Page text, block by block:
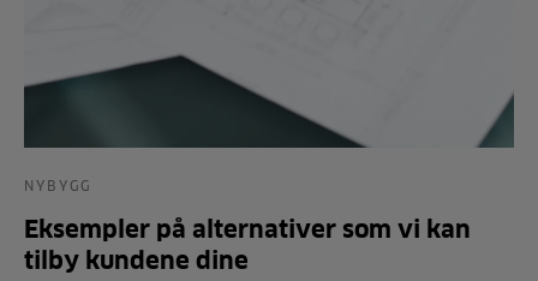
NYBYGG
Eksempler på alternativer som vi kan
tilby kundene dine